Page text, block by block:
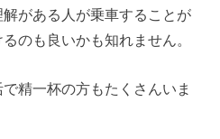
がある人が乗車することが
のも良いかも知れません。
精一杯の方もたくさんいま